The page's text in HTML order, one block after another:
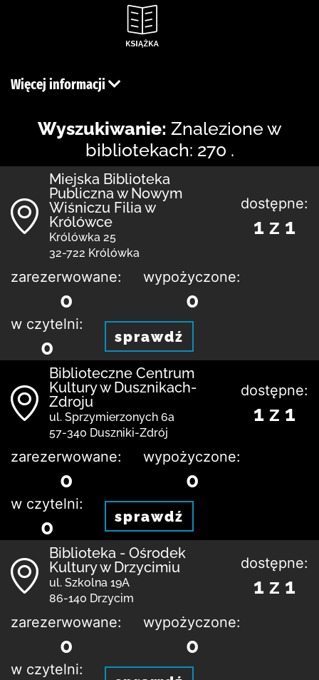
Więcej informacji
Wyszukiwanie: Znalezione w
bibliotekach: 270 .
Miejska Biblioteka
Publiczna w Nowym
Wiśniczu Filia w
Królówce
Królówka 25
32-722 Królówka
dostępne:
1 z 1
zarezerwowane:
0
wypożyczone:
0
w czytelni:
0 sprawdź
Biblioteczne Centrum
Kultury w Dusznikach-
Zdroju
ul. Sprzymierzonych 6a
57-340 Duszniki-Zdrój
dostępne:
1 z 1
zarezerwowane:
0
wypożyczone:
0
w czytelni:
0 sprawdź
Biblioteka - Ośrodek
Kultury w Drzycimiu
ul. Szkolna 19A
86-140 Drzycim
dostępne:
1 z 1
zarezerwowane:
0
wypożyczone:
0
w czytelni: